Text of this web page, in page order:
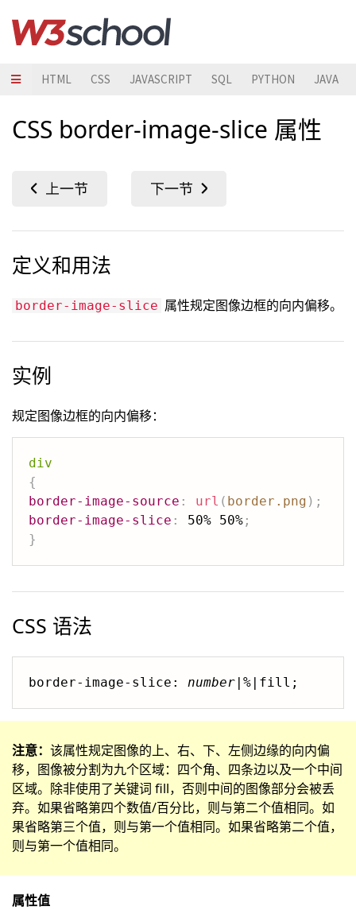
HTML CSS JAVASCRIPT SQL PYTHON JAVA
CSS border-image-slice 属性
定义和用法
border-image-slice 属性规定图像边框的向内偏移。
实例
规定图像边框的向内偏移：
div
{
border-image-source : url ( border.png ) ;
border-image-slice : 50% 50% ;
}
CSS 语法
border-image-slice: number | % |fill;
注意： 该属性规定图像的上、右、下、左侧边缘的向内偏
移，图像被分割为九个区域：四个角、四条边以及一个中间
区域。除非使用了关键词 fill，否则中间的图像部分会被丢
弃。如果省略第四个数值/百分比，则与第二个值相同。如
果省略第三个值，则与第一个值相同。如果省略第二个值，
则与第一个值相同。
属性值